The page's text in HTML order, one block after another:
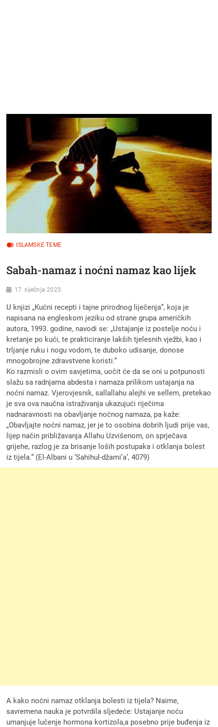
ISLAMSKE TEME
Sabah-namaz i noćni namaz kao lijek
17. siječnja 2023.
U knjizi „Kućni recepti i tajne prirodnog liječenja“, koja je
napisana na engleskom jeziku od strane grupa američkih
autora, 1993. godine, navodi se: „Ustajanje iz postelje noću i
kretanje po kući, te prakticiranje lakših tjelesnih vježbi, kao i
trljanje ruku i nogu vodom, te duboko udisanje, donose
mnogobrojne zdravstvene koristi.“
Ko razmisli o ovim savjetima, uočit će da se oni u potpunosti
slažu sa radnjama abdesta i namaza prilikom ustajanja na
noćni namaz. Vjerovjesnik, sallallahu alejhi ve sellem, pretekao
je sva ova naučna istraživanja ukazujući riječima
nadnaravnosti na obavljanje noćnog namaza, pa kaže:
„Obavljajte noćni namaz, jer je to osobina dobrih ljudi prije vas,
lijep način približavanja Allahu Uzvišenom, on sprječava
grijehe, razlog je za brisanje loših postupaka i otklanja bolest
iz tijela.“ (El-Albani u ‘Sahihul-džami’a’, 4079)
A kako noćni namaz otklanja bolesti iz tijela? Naime,
savremena nauka je potvrdila sljedeće: Ustajanje noću
umanjuje lučenje hormona kortizola,a posebno prije buđenja iz